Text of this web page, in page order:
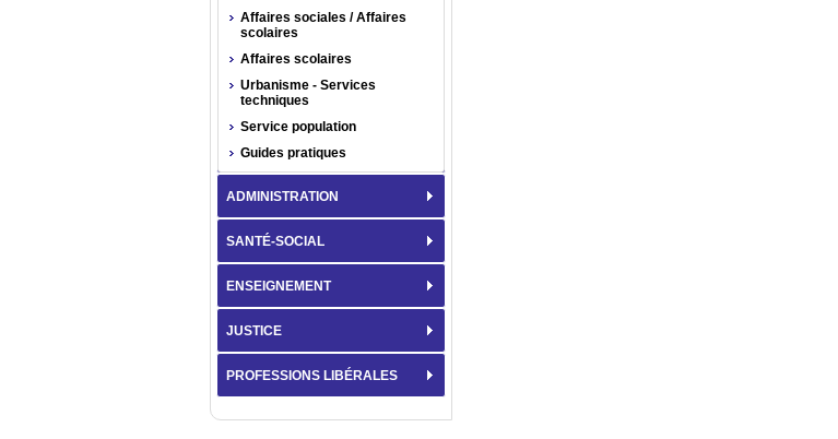
Affaires sociales / Affaires
scolaires
Affaires scolaires
Urbanisme - Services
techniques
Service population
Guides pratiques
ADMINISTRATION
SANTÉ-SOCIAL
ENSEIGNEMENT
JUSTICE
PROFESSIONS LIBÉRALES